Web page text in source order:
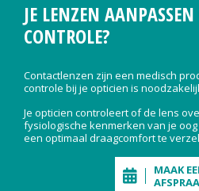
JE LENZEN
CONTROLE?
Contactlenzen zijn een medisch
controle bij je opticien is
Je opticien controleert of de lens
fysiologische kenmerken van je
een optimaal draagcomfort te
MAAK